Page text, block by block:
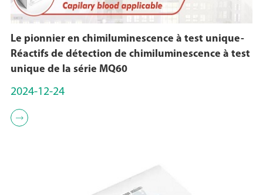
Le pionnier en chimiluminescence à test unique-
Réactifs de détection de chimiluminescence à test
unique de la série MQ60
2024-12-24
